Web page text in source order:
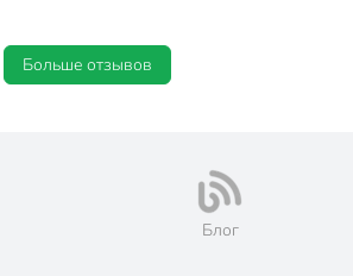
Больше отзывов
Блог